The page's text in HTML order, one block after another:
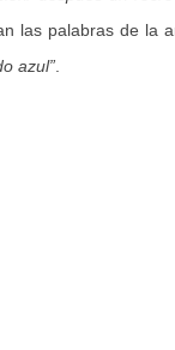
las palabras de la
azul”